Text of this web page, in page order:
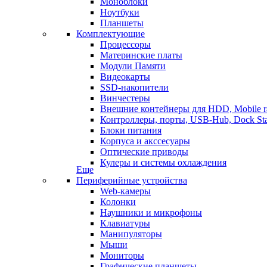
Ноутбуки
Планшеты
Комплектующие
Процессоры
Материнские платы
Модули Памяти
Видеокарты
SSD-накопители
Винчестеры
Внешние контейнеры для HDD, Mobile
Контроллеры, порты, USB-Hub, Dock
Блоки питания
Корпуса и акссесуары
Оптические приводы
Кулеры и системы охлаждения
Еще
Периферийные устройства
Web-камеры
Колонки
Наушники и микрофоны
Клавиатуры
Манипуляторы
Мыши
Мониторы